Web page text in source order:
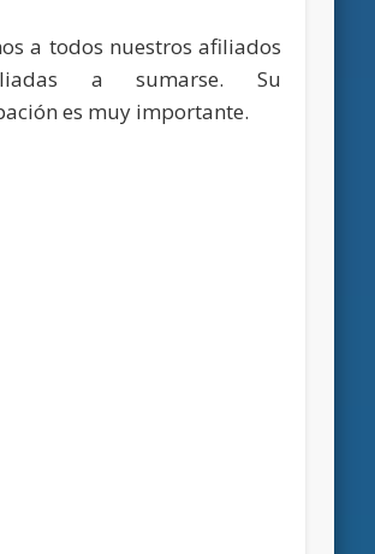
a todos nuestros afiliados
a sumarse. Su
es muy importante.